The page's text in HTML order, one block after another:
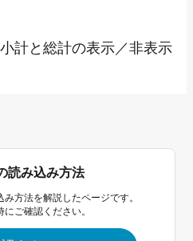
計と総計の表示／非表示
読み込み方法
方法を解説したページです。
ご確認ください。